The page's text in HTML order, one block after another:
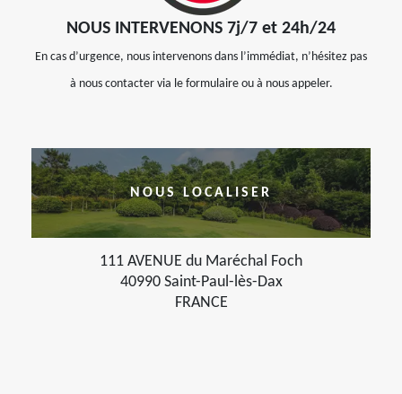
NOUS INTERVENONS 7j/7 et 24h/24
En cas d’urgence, nous intervenons dans l’immédiat, n’hésitez pas
à nous contacter via le formulaire ou à nous appeler.
NOUS LOCALISER
111 AVENUE du Maréchal Foch
40990 Saint-Paul-lès-Dax
FRANCE